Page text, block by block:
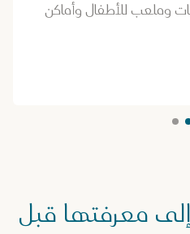
وملعب للأطفال وأماكن
معرفتها قبل